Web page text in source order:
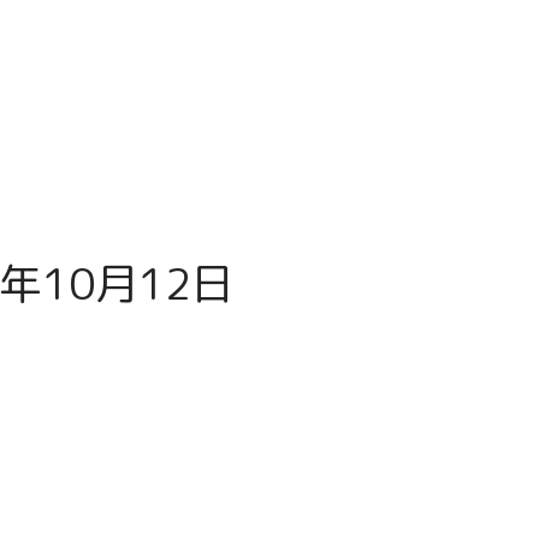
10月12日